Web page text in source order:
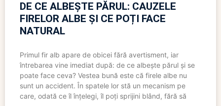
DE CE ALBEȘTE PĂRUL: CAUZELE
FIRELOR ALBE ȘI CE POȚI FACE
NATURAL
Primul fir alb apare de obicei fără avertisment, iar
întrebarea vine imediat după: de ce albește părul și se
poate face ceva? Vestea bună este că firele albe nu
sunt un accident. În spatele lor stă un mecanism pe
care, odată ce îl înțelegi, îl poți sprijini blând, fără să